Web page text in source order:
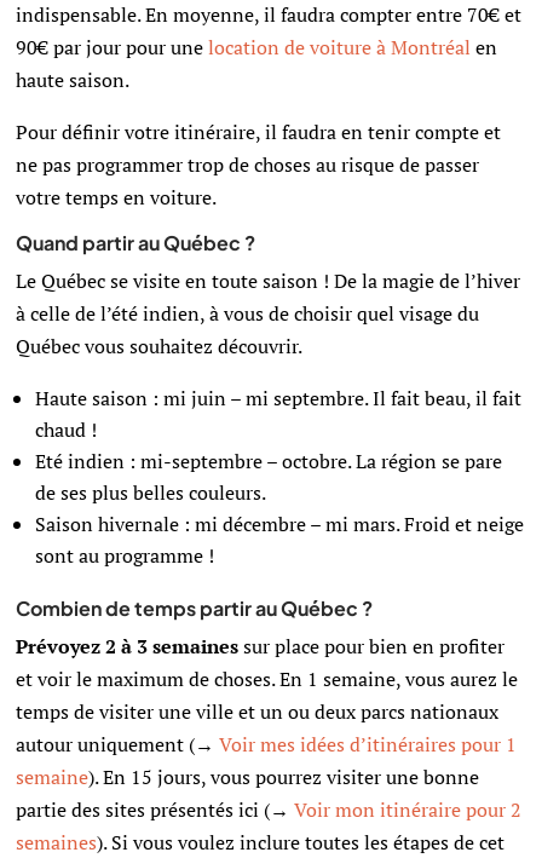
indispensable. En moyenne, il faudra compter entre 70€ et
90€ par jour pour unelocation de voiture à Montréal en
haute saison.
Pour définir votre itinéraire, il faudra en tenir compte et
ne pas programmer trop de choses au risque de passer
votre temps en voiture.
Quand partir au Québec ?
Le Québec se visite en toute saison !De la magie de l’hiver
à celle de l’été indien, à vous de choisir quel visage du
Québec vous souhaitez découvrir.
Haute saison : mi juin – mi septembre. Il fait beau, il fait
chaud !
Eté indien : mi-septembre – octobre. La région se pare
de ses plus belles couleurs.
Saison hivernale : mi décembre – mi mars. Froid et neige
sont au programme !
Combien de temps partir au Québec ?
Prévoyez 2 à 3 semainessur place pour bien en profiter
et voir le maximum de choses. En 1 semaine, vous aurez le
temps de visiter une ville et un ou deux parcs nationaux
autour uniquement (→Voir mes idées d’itinéraires pour 1
semaine). En 15 jours, vous pourrez visiter une bonne
partie des sites présentés ici (→Voir mon itinéraire pour 2
semaines). Si vous voulez inclure toutes les étapes de cet